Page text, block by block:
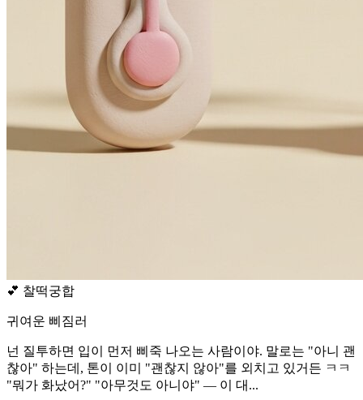
💕 찰떡궁합
귀여운 삐짐러
넌 질투하면 입이 먼저 삐죽 나오는 사람이야. 말로는 "아니 괜
찮아" 하는데, 톤이 이미 "괜찮지 않아"를 외치고 있거든 ㅋㅋ
"뭐가 화났어?" "아무것도 아니야" — 이 대...